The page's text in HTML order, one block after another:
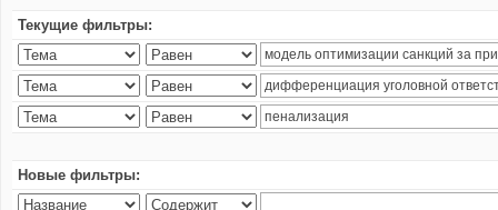
Текущие фильтры:
Новые фильтры: